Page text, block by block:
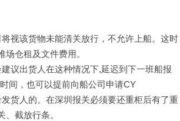
视该货物未能清关放行，不允许上船。这时
仓租及文件费用。
议出货人在这种情况下,延迟到下一班船报
间，也可以提前向船公司申请CY
货人的。在深圳报关必须要还重柜后有了重
截放行条。